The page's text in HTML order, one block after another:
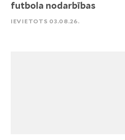
futbola nodarbības
IEVIETOTS 03.08.26.